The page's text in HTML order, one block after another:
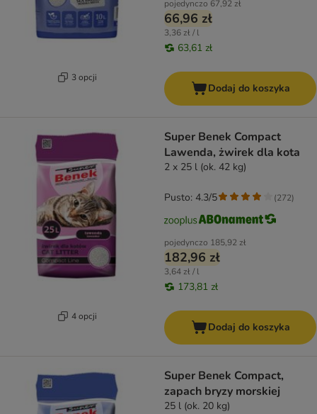
3 opcji
pojedynczo 67,92 zł
66,96 zł
3,36 zł / l
63,61 zł
Dodaj do koszyka
4 opcji
Super Benek Compact
Lawenda, żwirek dla kota
2 x 25 l (ok. 42 kg)
pojedynczo 185,92 zł
182,96 zł
3,64 zł / l
173,81 zł
Pusto: 4.3/5 (272)
Dodaj do koszyka
Super Benek Compact,
zapach bryzy morskiej
25 l (ok. 20 kg)